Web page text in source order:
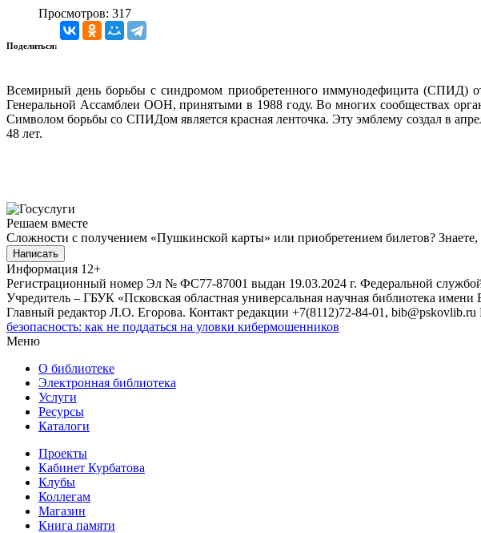
Просмотров: 317
Поделиться:
Всемирный день борьбы с синдромом приобретенного иммунодефицита (СПИД)
Генеральной Ассамблеи ООН, принятыми в 1988 году. Во многих сообществах
Символом борьбы со СПИДом является красная ленточка. Эту эмблему создал в
48 лет.
Решаем вместе
Сложности с получением «Пушкинской карты» или приобретением билетов?
Написать
Информация 12+
Регистрационный номер Эл № ФС77-87001 выдан 19.03.2024 г. Федеральной
Учредитель – ГБУК «Псковская областная универсальная научная библиотека
Главный редактор Л.О. Егорова. Контакт редакции +7(8112)72-84-01, bib@pskovlib.ru
безопасность: как не поддаться на уловки кибермошенников
Меню
О библиотеке
Электронная библиотека
Услуги
Ресурсы
Каталоги
Проекты
Кабинет Курбатова
Клубы
Коллегам
Магазин
Книга памяти